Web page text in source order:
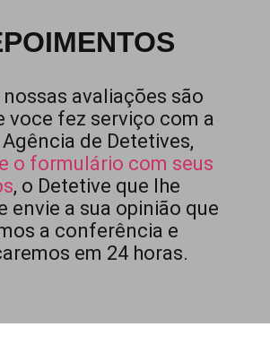
nossas avaliações são
voce fez serviço com a
de Detetives,
o formulário com seus
, o Detetive que lhe
envie a sua opinião que
a conferência e
em 24 horas.